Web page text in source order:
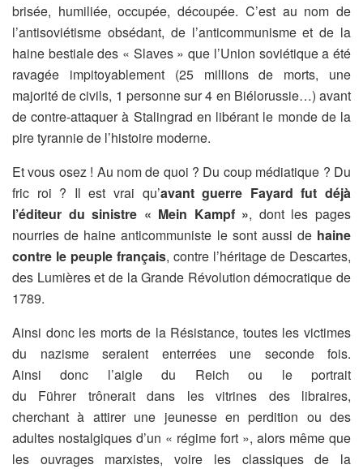
brisée, humiliée, occupée, découpée. C’est au nom de
l’antisoviétisme obsédant, de l’anticommunisme et de la
haine bestiale des « Slaves » que l’Union soviétique a été
ravagée impitoyablement (25 millions de morts, une
majorité de civils, 1 personne sur 4 en Biélorussie…) avant
de contre-attaquer à Stalingrad en libérant le monde de la
pire tyrannie de l’histoire moderne.
Et vous osez ! Au nom de quoi ? Du coup médiatique ? Du
fric roi ? Il est vrai qu’avant guerre Fayard fut déjà
l’éditeur du sinistre « Mein Kampf », dont les pages
nourries de haine anticommuniste le sont aussi dehaine
contre le peuple français, contre l’héritage de Descartes,
des Lumières et de la Grande Révolution démocratique de
1789.
Ainsi donc les morts de la Résistance, toutes les victimes
du nazisme seraient enterrées une seconde fois.
Ainsi donc l’aigle du Reich ou le portrait
du Führer trônerait dans les vitrines des libraires,
cherchant à attirer une jeunesse en perdition ou des
adultes nostalgiques d’un « régime fort », alors même que
les ouvrages marxistes, voire les classiques de la